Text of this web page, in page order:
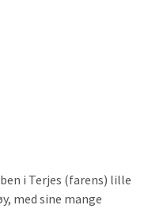
i Terjes (farens) lille
med sine mange